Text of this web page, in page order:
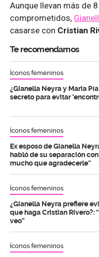
Aunque llevan más de
comprometidos,
casarse con Cristian
Te recomendamos
Íconos femeninos
¿Gianella Neyra y Maria
secreto para evitar
Íconos femeninos
Ex esposo de Gianella
habló de su separación
mucho que agradecerle”
Íconos femeninos
¿Gianella Neyra prefiere
que haga Cristian Rivero?:
veo”
Íconos femeninos